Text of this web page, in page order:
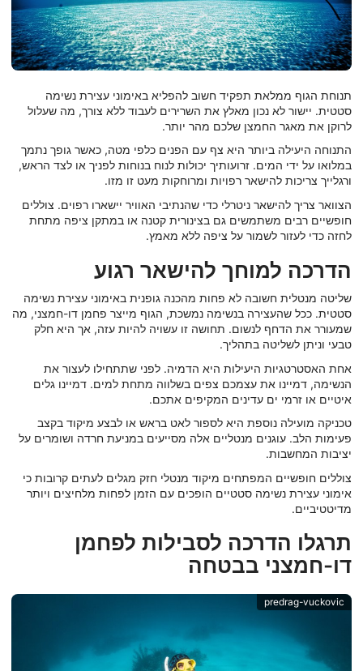
תנוחת הגוף ממלאת תפקיד חשוב להפליא באימוני עצירת נשימה
סטטית. יישור לא נכון מאלץ את השרירים לעבוד ללא צורך, מה שעלול
לרוקן את מאגר החמצן שלכם מהר יותר.
התנוחה היעילה ביותר היא צף עם הפנים כלפי מטה, כאשר גופך נתמך
במלואו על ידי המים. זרועותיך יכולות לנוח בנוחות לפניך או לצד הראש,
ורגלייך צריכות להישאר רפויות ומרוחקות מעט זו מזו.
הצוואר צריך להישאר ניטרלי כדי שהנתיבי האוויר יישארו רפוים. צוללים
חופשיים רבים משתמשים גם בצינורית קטנה או במתקן ציפה מתחת
לחזה כדי לעזור לשמור על ציפה ללא מאמץ.
הדרכה למוחך להישאר רגוע
שליטה מנטלית חשובה לא פחות מהכנה גופנית באימוני עצירת נשימה
סטטית. ככל שהעצירה בנשימה נמשכת, הגוף מייצר פחמן דו-חמצני, מה
שמעורר את הדחף לנשום. תחושה זו עשויה להיות עזה, אך היא חלק
טבעי וניתן לשליטה בתהליך.
אחת האסטרטגיות היעילות היא הדמיה. לפני שתתחילו לעצור את
הנשימה, דמיינו את עצמכם צפים בשלווה מתחת למים. דמיינו גלים
איטיים או זרמי ים עדינים המקיפים אתכם.
טכניקה מועילה נוספת היא לספור לאט בראש או לבצע מיקוד בקצב
פעימות הלב. עוגנים מנטליים אלה מסייעים במניעת חרדה ושומרים על
יציבות המחשבות.
צוללים חופשיים המפתחים מיקוד מנטלי חזק מגלים לעתים קרובות כי
אימוני עצירת נשימה סטטיים הופכים עם הזמן לפחות מלחיצים ויותר
מדיטטיביים.
תרגלו הדרכה לסבילות לפחמן
דו-חמצני בבטחה
predrag-vuckovic